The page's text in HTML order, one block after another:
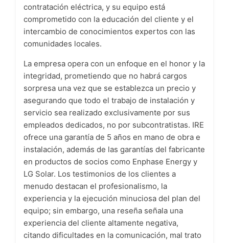
contratación eléctrica, y su equipo está
comprometido con la educación del cliente y el
intercambio de conocimientos expertos con las
comunidades locales.
La empresa opera con un enfoque en el honor y la
integridad, prometiendo que no habrá cargos
sorpresa una vez que se establezca un precio y
asegurando que todo el trabajo de instalación y
servicio sea realizado exclusivamente por sus
empleados dedicados, no por subcontratistas. IRE
ofrece una garantía de 5 años en mano de obra e
instalación, además de las garantías del fabricante
en productos de socios como Enphase Energy y
LG Solar. Los testimonios de los clientes a
menudo destacan el profesionalismo, la
experiencia y la ejecución minuciosa del plan del
equipo; sin embargo, una reseña señala una
experiencia del cliente altamente negativa,
citando dificultades en la comunicación, mal trato